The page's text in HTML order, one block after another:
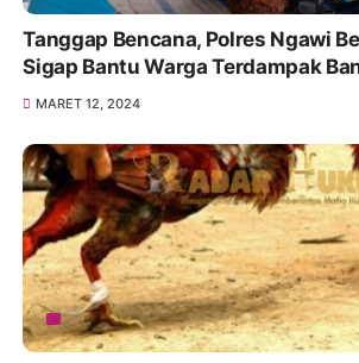
Tanggap Bencana, Polres Ngawi
Sigap Bantu Warga Terdampak
MARET 12, 2024